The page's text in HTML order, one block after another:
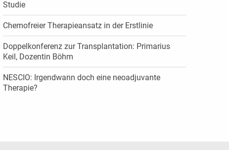
Studie
Chemofreier Therapieansatz in der Erstlinie
Doppelkonferenz zur Transplantation: Primarius
Keil, Dozentin Böhm
NESCIO: Irgendwann doch eine neoadjuvante
Therapie?